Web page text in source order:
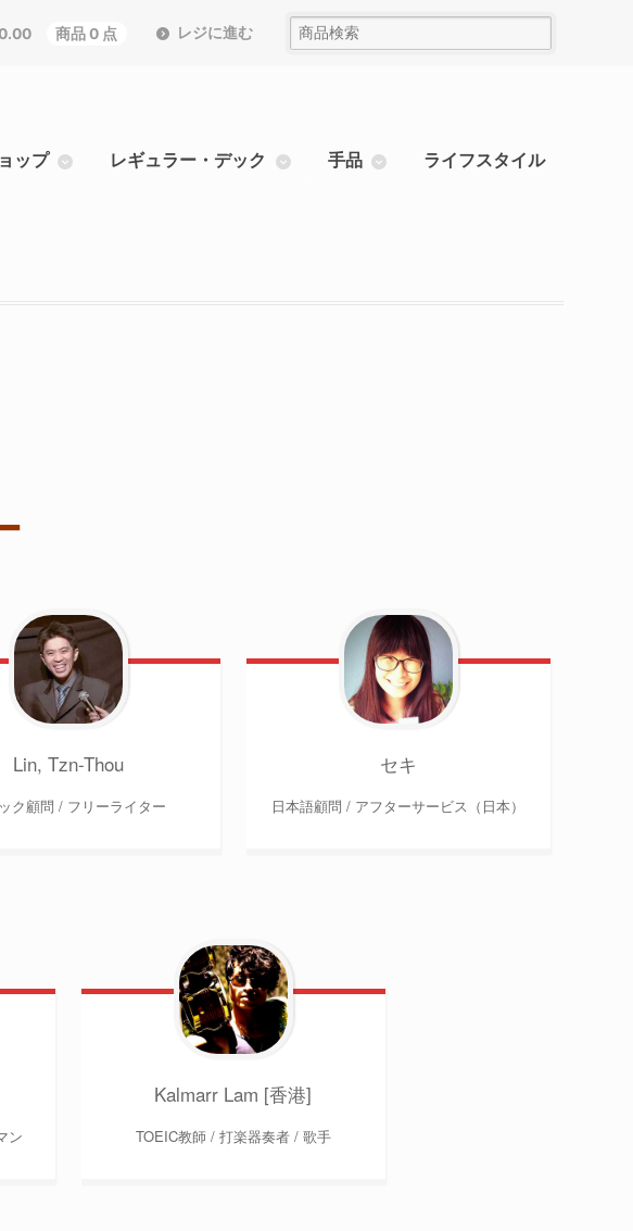
商品 0 点 レジに進む
ップ レギュラー・デック 手品 ライフスタイル
Lin, Tzn-Thou
ク顧問 / フリーライター
セキ
日本語顧問 / アフターサービス（日本）
ン
Kalmarr Lam [香港]
TOEIC教師 / 打楽器奏者 / 歌手